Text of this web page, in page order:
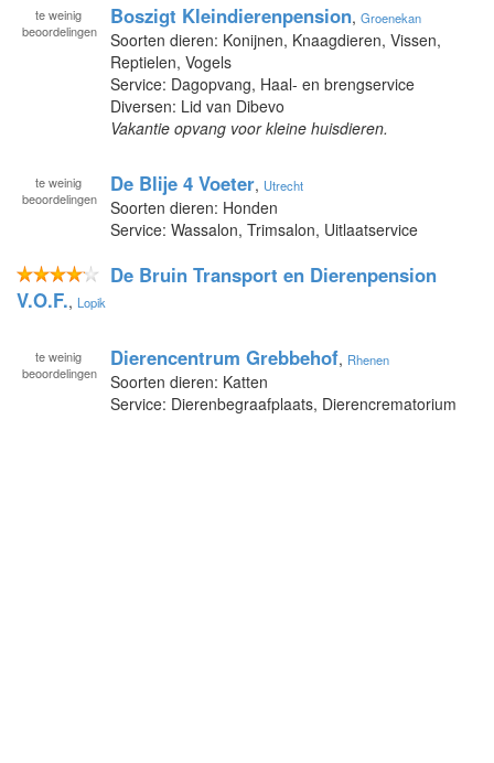
te weinig
beoordelingen
Boszigt Kleindierenpension, Groenekan
Soorten dieren: Konijnen, Knaagdieren, Vissen,
Reptielen, Vogels
Service: Dagopvang, Haal- en brengservice
Diversen: Lid van Dibevo
Vakantie opvang voor kleine huisdieren.
te weinig
beoordelingen
De Blije 4 Voeter, Utrecht
Soorten dieren: Honden
Service: Wassalon, Trimsalon, Uitlaatservice
De Bruin Transport en Dierenpension
V.O.F., Lopik
te weinig
beoordelingen
Dierencentrum Grebbehof, Rhenen
Soorten dieren: Katten
Service: Dierenbegraafplaats, Dierencrematorium